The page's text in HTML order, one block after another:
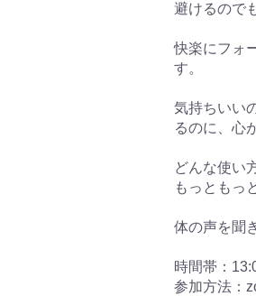
避けるので
快楽にフォ
す。
気持ちいい
るのに、心
どんな使い
もっともっ
体の声を聞
時間帯：
参加方法：